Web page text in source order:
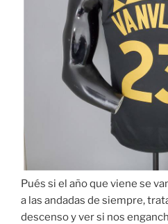
Pués si el año que viene se
a las andadas de siempre,
descenso y ver si nos